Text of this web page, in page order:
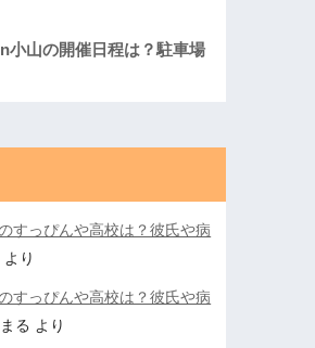
小山の開催日程は？駐車場
すっぴんや高校は？彼氏や病
より
すっぴんや高校は？彼氏や病
る より